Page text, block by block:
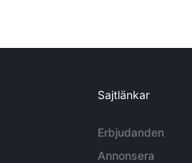
Sajtlänkar
Erbjudanden
Annonsera